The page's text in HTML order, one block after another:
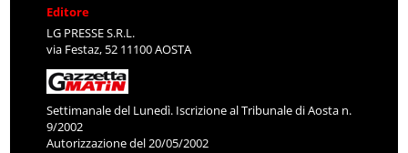
Editore
LG PRESSE S.R.L.
via Festaz, 52 11100 AOSTA
Settimanale del Lunedì. Iscrizione al Tribunale di Aosta n.
9/2002
Autorizzazione del 20/05/2002